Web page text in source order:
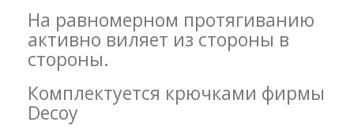
На равномерном протягиванию
активно виляет из стороны в
стороны.
Комплектуется крючками фирмы
Decoy